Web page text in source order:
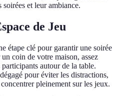
soirées et leur ambiance.
de Jeu
étape clé pour garantir une soirée
coin de votre maison, assez
autour de la table.
pour éviter les distractions,
pleinement sur les jeux.